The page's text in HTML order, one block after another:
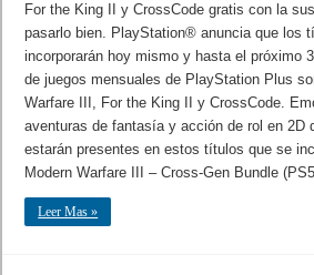
For the King II y CrossCode gratis con la
pasarlo bien. PlayStation® anuncia que los
incorporarán hoy mismo y hasta el próximo
de juegos mensuales de PlayStation Plus
Warfare III, For the King II y CrossCode.
aventuras de fantasía y acción de rol en 2D
estarán presentes en estos títulos que se
Modern Warfare III – Cross-Gen Bundle
Leer Mas »